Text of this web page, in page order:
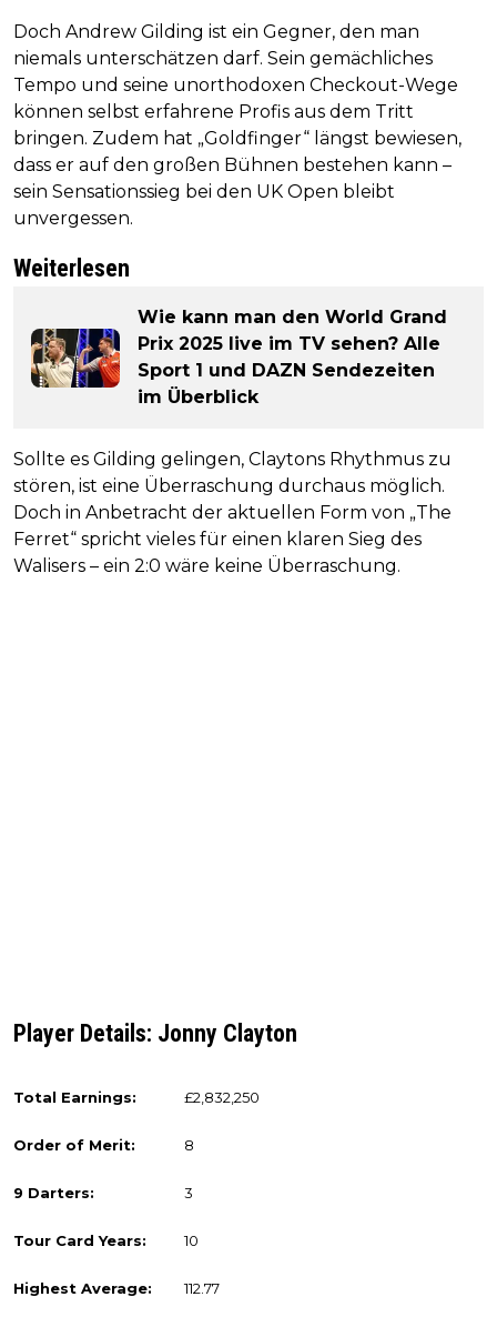
Doch Andrew Gilding ist ein Gegner, den man
niemals unterschätzen darf. Sein gemächliches
Tempo und seine unorthodoxen Checkout-Wege
können selbst erfahrene Profis aus dem Tritt
bringen. Zudem hat „Goldfinger“ längst bewiesen,
dass er auf den großen Bühnen bestehen kann –
sein Sensationssieg bei den UK Open bleibt
unvergessen.
Weiterlesen
Wie kann man den World Grand
Prix 2025 live im TV sehen? Alle
Sport 1 und DAZN Sendezeiten
im Überblick
Sollte es Gilding gelingen, Claytons Rhythmus zu
stören, ist eine Überraschung durchaus möglich.
Doch in Anbetracht der aktuellen Form von „The
Ferret“ spricht vieles für einen klaren Sieg des
Walisers – ein 2:0 wäre keine Überraschung.
Player Details: Jonny Clayton
Total Earnings: £2,832,250
Order of Merit: 8
9 Darters: 3
Tour Card Years: 10
Highest Average: 112.77